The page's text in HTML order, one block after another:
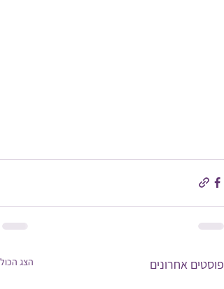
פוסטים אחרונים הצג הכול